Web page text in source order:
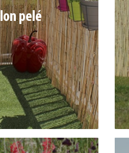
pelé
| Dim : 1 x 5 m
| Dim : 1,5 x 5 m
| Dim : 2 x 5 m